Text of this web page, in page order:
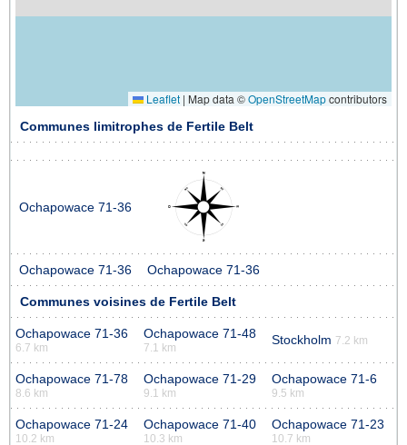
Leaflet | Map data ©OpenStreetMapcontributors
Communes limitrophes de Fertile Belt
Ochapowace 71-36
Ochapowace 71-36 Ochapowace 71-36
Communes voisines de Fertile Belt
Ochapowace 71-36
6.7 km
Ochapowace 71-48
7.1 km
Stockholm 7.2 km
Ochapowace 71-78
8.6 km
Ochapowace 71-29
9.1 km
Ochapowace 71-6
9.5 km
Ochapowace 71-24
10.2 km
Ochapowace 71-40
10.3 km
Ochapowace 71-23
10.7 km